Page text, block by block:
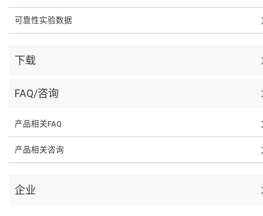
可靠性实验数据
下载
FAQ/咨询
产品相关FAQ
产品相关咨询
企业